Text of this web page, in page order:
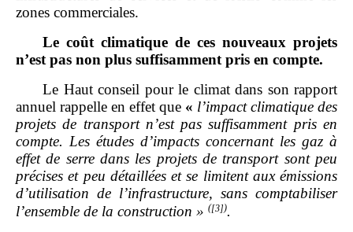
zones commerciales.
Le coût climatique de ces nouveaux projets
n’est pas non plus suffisamment pris en compte.
Le Haut conseil pour le climat dans son rapport
annuel rappelle en effet que « l’impact climatique des
projets de transport n’est pas suffisamment pris en
compte. Les études d’impacts concernant les gaz à
effet de serre dans les projets de transport sont peu
précises et peu détaillées et se limitent aux émissions
d’utilisation de l’infrastructure, sans comptabiliser
l’ensemble de la construction » ([3]).